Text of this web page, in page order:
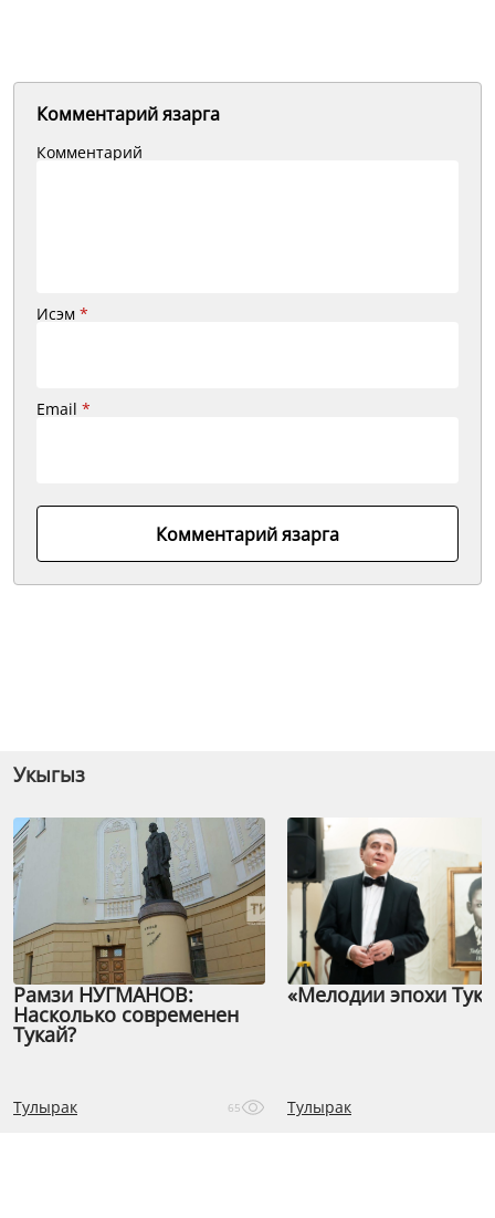
Комментарий язарга
Комментарий
Исэм *
Email *
Комментарий язарга
Укыгыз
Рамзи НУГМАНОВ:
Насколько современен
Тукай?
Тулырак 65
«Мелодии эпохи
Тулырак